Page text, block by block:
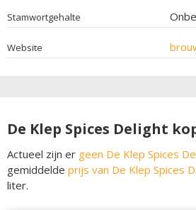
Stamwortgehalte
Website
De Klep Spices Delight
Actueel zijn er geen De Klep Spices
gemiddelde prijs van De Klep Spices
liter.